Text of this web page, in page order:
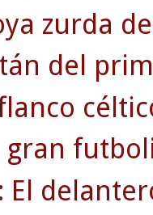
zurda
del
gran
El